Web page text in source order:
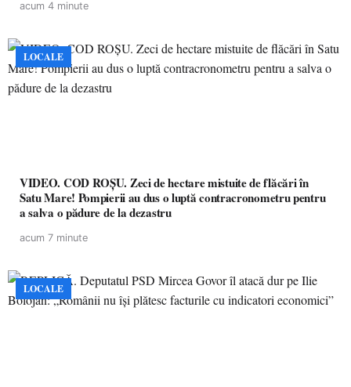
acum 4 minute
LOCALE
VIDEO. COD ROȘU. Zeci de hectare mistuite de flăcări în
Satu Mare! Pompierii au dus o luptă contracronometru pentru
a salva o pădure de la dezastru
acum 7 minute
LOCALE